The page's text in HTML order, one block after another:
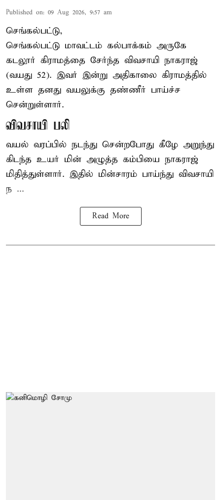
Published on: 09 Aug 2026, 9:57 am
செங்கல்பட்டு,
செங்கல்பட்டு மாவட்டம் கல்பாக்கம் அருகே
கடலூர் கிராமத்தை சேர்ந்த விவசாயி நாகராஜ்
(வயது 52). இவர் இன்று அதிகாலை கிராமத்தில்
உள்ள தனது வயலுக்கு தண்ணீர் பாய்ச்ச
சென்றுள்ளார்.
விவசாயி பலி
வயல் வரப்பில் நடந்து சென்றபோது கீழே அறுந்து
கிடந்த உயர் மின் அழுத்த கம்பியை நாகராஜ்
மிதித்துள்ளார். இதில் மின்சாரம் பாய்ந்து விவசாயி
ந ...
Read More